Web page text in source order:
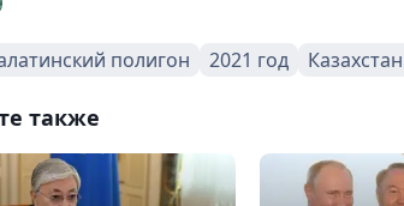
полигон 2021 год Казахстан
также